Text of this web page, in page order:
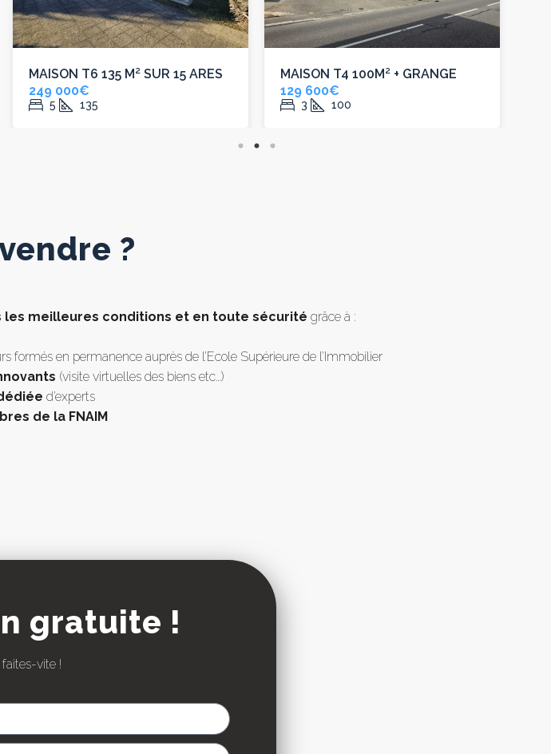
MAISON T6 135 M² SUR 15 ARES
249 000€
5 135
MAISON T4 100M² + GRANGE
129 600€
3 100
?
les meilleures conditions et en toute sécurité grâce à :
formés en permanence auprès de l’Ecole Supérieure de l’Immobilier
(visite virtuelles des biens etc…)
d’experts
de la FNAIM
gratuite !
vite !